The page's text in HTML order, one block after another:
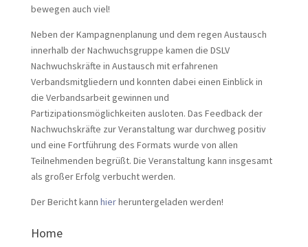
bewegen auch viel!
Neben der Kampagnenplanung und dem regen Austausch
innerhalb der Nachwuchsgruppe kamen die DSLV
Nachwuchskräfte in Austausch mit erfahrenen
Verbandsmitgliedern und konnten dabei einen Einblick in
die Verbandsarbeit gewinnen und
Partizipationsmöglichkeiten ausloten. Das Feedback der
Nachwuchskräfte zur Veranstaltung war durchweg positiv
und eine Fortführung des Formats wurde von allen
Teilnehmenden begrüßt. Die Veranstaltung kann insgesamt
als großer Erfolg verbucht werden.
Der Bericht kann hierheruntergeladen werden!
Home